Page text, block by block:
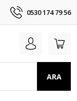
0530 174 79 56
ARA